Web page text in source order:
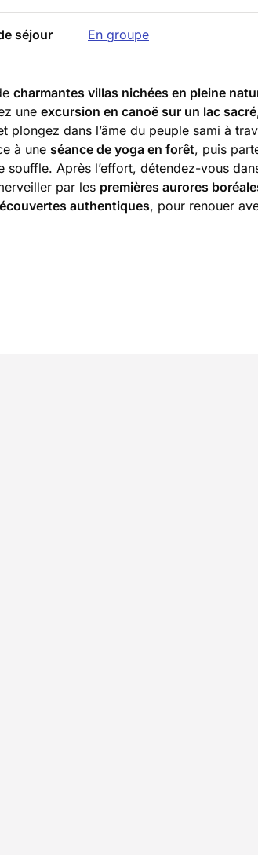
séjour En groupe
charmantes villas nichées en pleine
une excursion en canoë sur un lac sacré
plongez dans l’âme du peuple sami à
à une séance de yoga en forêt, puis
souffle. Après l’effort, détendez-vous
par les premières aurores
authentiques, pour renouer